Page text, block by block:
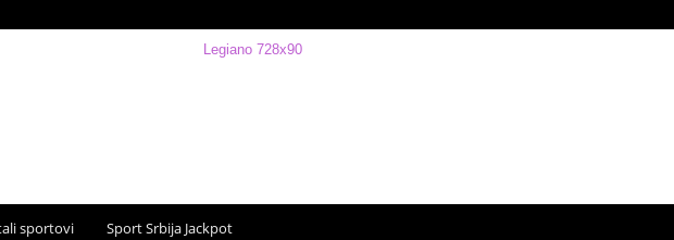
sportovi Sport Srbija Jackpot